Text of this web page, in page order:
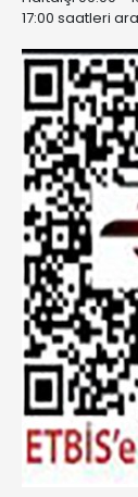
17:00 saatleri